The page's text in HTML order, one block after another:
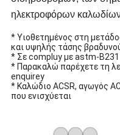
ηλεκτροφόρων
* Υιοθετημένος στη
και υψηλής τάσης
* Σε compluy με astm-B231
* Παρακαλώ παρέχετε τη
enquirey
* Καλώδιο ACSR, αγωγός
που ενισχύεται